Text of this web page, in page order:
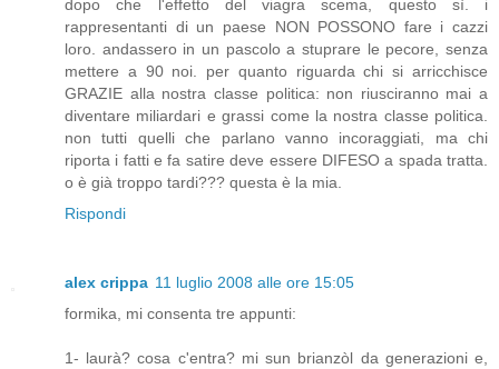
dopo che l'effetto del viagra scema, questo sì. i
rappresentanti di un paese NON POSSONO fare i cazzi
loro. andassero in un pascolo a stuprare le pecore, senza
mettere a 90 noi. per quanto riguarda chi si arricchisce
GRAZIE alla nostra classe politica: non riusciranno mai a
diventare miliardari e grassi come la nostra classe politica.
non tutti quelli che parlano vanno incoraggiati, ma chi
riporta i fatti e fa satire deve essere DIFESO a spada tratta.
o è già troppo tardi??? questa è la mia.
Rispondi
alex crippa 11 luglio 2008 alle ore 15:05
formika, mi consenta tre appunti:
1- laurà? cosa c'entra? mi sun brianzòl da generazioni e,